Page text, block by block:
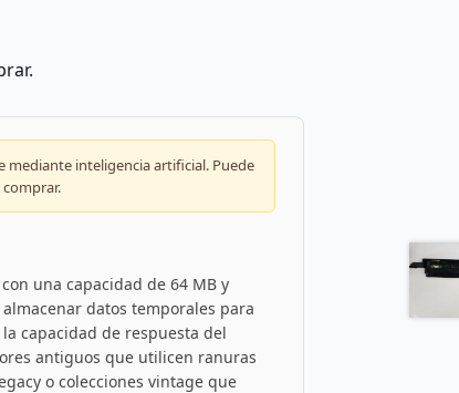
inteligencia artificial. Puede
una capacidad de 64 MB y
datos temporales para
capacidad de respuesta del
antiguos que utilicen ranuras
o colecciones vintage que